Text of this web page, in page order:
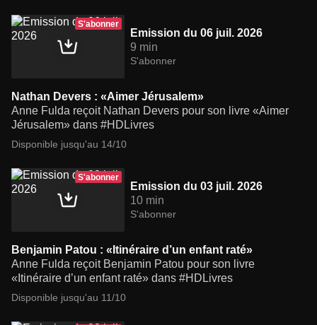
S'abonner
Emission du 06 juil. 2026
9 min
S'abonner
Nathan Devers : «Aimer Jérusalem»
Anne Fulda reçoit Nathan Devers pour son livre «Aimer
Jérusalem» dans #HDLivres
Disponible jusqu'au 14/10
S'abonner
Emission du 03 juil. 2026
10 min
S'abonner
Benjamin Patou : «Itinéraire d’un enfant raté»
Anne Fulda reçoit Benjamin Patou pour son livre
«Itinéraire d’un enfant raté» dans #HDLivres
Disponible jusqu'au 11/10